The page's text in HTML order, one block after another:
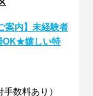
案内】未経験者
OK★嬉しい特
数料あり）